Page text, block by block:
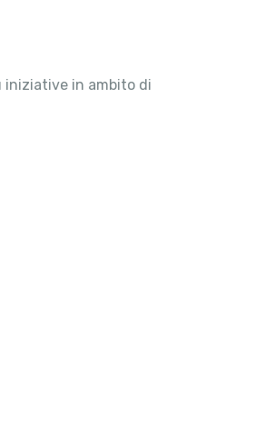
iniziative in ambito di